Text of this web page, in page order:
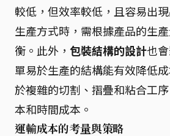
較低，但效率較低，且容易出
生產方式時，需根據產品的生
衡。此外， 包裝結構的設計也
單易於生產的結構能有效降低
於複雜的切割、摺疊和粘合工
本和時間成本。
運輸成本的考量與策略